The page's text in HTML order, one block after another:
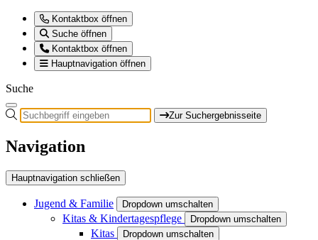
Kontaktbox öffnen
Suche öffnen
Kontaktbox öffnen
Hauptnavigation öffnen
Suche
Zur Suchergebnisseite
Navigation
Hauptnavigation schließen
Jugend & Familie Dropdown umschalten
Kitas & Kindertagespflege Dropdown umschalten
Kitas Dropdown umschalten